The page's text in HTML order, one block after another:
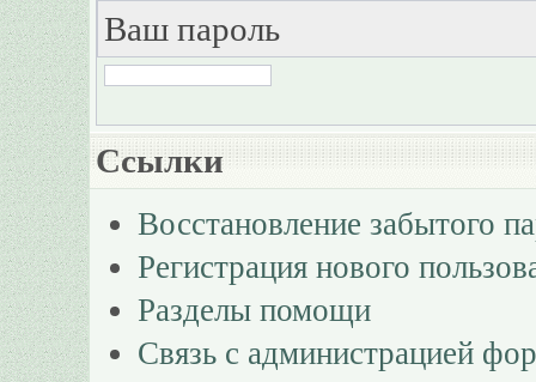
Ваш пароль
Ссылки
Восстановление забытого
Регистрация нового
Разделы помощи
Связь с администрацией